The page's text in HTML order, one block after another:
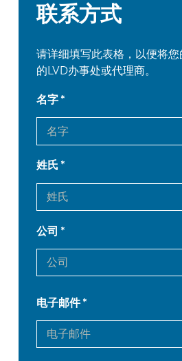
联系方式
请详细填写此表格，以便将
的LVD办事处或代理商。
名字
姓氏
公司
电子邮件